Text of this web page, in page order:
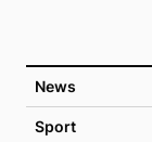
News
Sport